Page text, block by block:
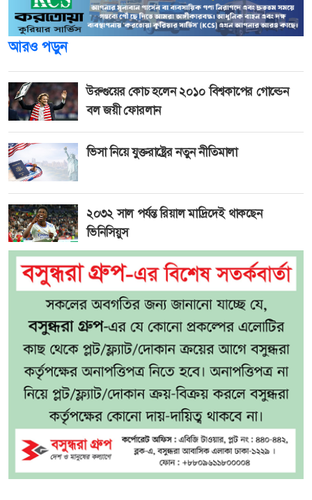
আরও পড়ুন
উরুগুয়ের কোচ হলেন ২০১০ বিশ্বকাপের গোল্ডেন
বল জয়ী ফোরলান
ভিসা নিয়ে যুক্তরাষ্ট্রের নতুন নীতিমালা
২০৩২ সাল পর্যন্ত রিয়াল মাদ্রিদেই থাকছেন
ভিনিসিয়ুস